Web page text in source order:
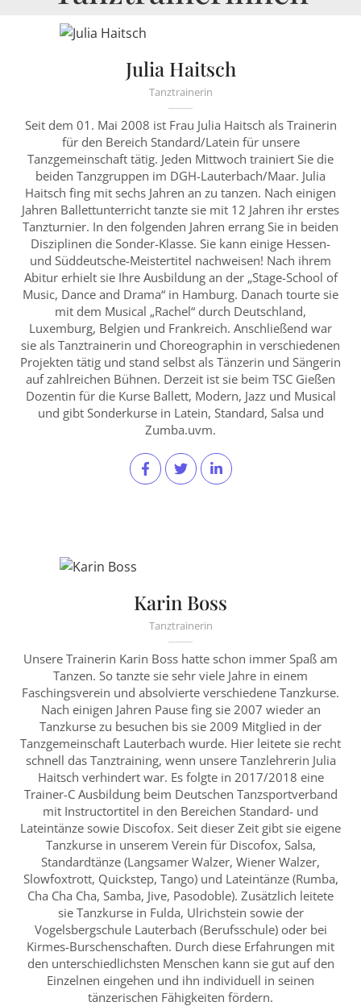
Julia Haitsch
Tanztrainerin
Seit dem 01. Mai 2008 ist Frau Julia Haitsch als Trainerin
für den Bereich Standard/Latein für unsere
Tanzgemeinschaft tätig. Jeden Mittwoch trainiert Sie die
beiden Tanzgruppen im DGH-Lauterbach/Maar. Julia
Haitsch fing mit sechs Jahren an zu tanzen. Nach einigen
Jahren Ballettunterricht tanzte sie mit 12 Jahren ihr erstes
Tanzturnier. In den folgenden Jahren errang Sie in beiden
Disziplinen die Sonder-Klasse. Sie kann einige Hessen-
und Süddeutsche-Meistertitel nachweisen! Nach ihrem
Abitur erhielt sie Ihre Ausbildung an der „Stage-School of
Music, Dance and Drama“ in Hamburg. Danach tourte sie
mit dem Musical „Rachel“ durch Deutschland,
Luxemburg, Belgien und Frankreich. Anschließend war
sie als Tanztrainerin und Choreographin in verschiedenen
Projekten tätig und stand selbst als Tänzerin und Sängerin
auf zahlreichen Bühnen. Derzeit ist sie beim TSC Gießen
Dozentin für die Kurse Ballett, Modern, Jazz und Musical
und gibt Sonderkurse in Latein, Standard, Salsa und
Zumba.uvm.
Karin Boss
Tanztrainerin
Unsere Trainerin Karin Boss hatte schon immer Spaß am
Tanzen. So tanzte sie sehr viele Jahre in einem
Faschingsverein und absolvierte verschiedene Tanzkurse.
Nach einigen Jahren Pause fing sie 2007 wieder an
Tanzkurse zu besuchen bis sie 2009 Mitglied in der
Tanzgemeinschaft Lauterbach wurde. Hier leitete sie recht
schnell das Tanztraining, wenn unsere Tanzlehrerin Julia
Haitsch verhindert war. Es folgte in 2017/2018 eine
Trainer-C Ausbildung beim Deutschen Tanzsportverband
mit Instructortitel in den Bereichen Standard- und
Lateintänze sowie Discofox. Seit dieser Zeit gibt sie eigene
Tanzkurse in unserem Verein für Discofox, Salsa,
Standardtänze (Langsamer Walzer, Wiener Walzer,
Slowfoxtrott, Quickstep, Tango) und Lateintänze (Rumba,
Cha Cha Cha, Samba, Jive, Pasodoble). Zusätzlich leitete
sie Tanzkurse in Fulda, Ulrichstein sowie der
Vogelsbergschule Lauterbach (Berufsschule) oder bei
Kirmes-Burschenschaften. Durch diese Erfahrungen mit
den unterschiedlichsten Menschen kann sie gut auf den
Einzelnen eingehen und ihn individuell in seinen
tänzerischen Fähigkeiten fördern.